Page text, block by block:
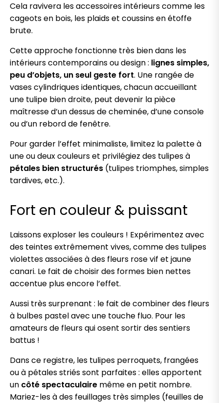
Cela ravivera les accessoires intérieurs comme les
cageots en bois, les plaids et coussins en étoffe
brute.
Cette approche fonctionne très bien dans les
intérieurs contemporains ou design : lignes simples,
peu d’objets, un seul geste fort. Une rangée de
vases cylindriques identiques, chacun accueillant
une tulipe bien droite, peut devenir la pièce
maîtresse d’un dessus de cheminée, d’une console
ou d’un rebord de fenêtre.
Pour garder l’effet minimaliste, limitez la palette à
une ou deux couleurs et privilégiez des tulipes à
pétales bien structurés (tulipes triomphes, simples
tardives, etc.).
Fort en couleur & puissant
Laissons exploser les couleurs ! Expérimentez avec
des teintes extrêmement vives, comme des tulipes
violettes associées à des fleurs rose vif et jaune
canari. Le fait de choisir des formes bien nettes
accentue plus encore l’effet.
Aussi très surprenant : le fait de combiner des fleurs
à bulbes pastel avec une touche fluo. Pour les
amateurs de fleurs qui osent sortir des sentiers
battus !
Dans ce registre, les tulipes perroquets, frangées
ou à pétales striés sont parfaites : elles apportent
un côté spectaculaire même en petit nombre.
Mariez-les à des feuillages très simples (feuilles de